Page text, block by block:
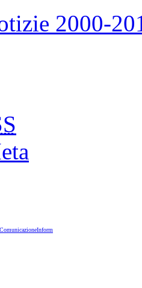
2000-
ComunicazioneInform